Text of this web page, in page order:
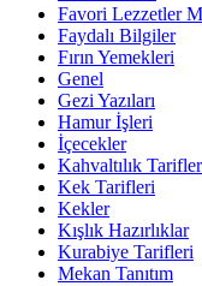
Favori Lezzetler
Faydalı Bilgiler
Fırın Yemekleri
Genel
Gezi Yazıları
Hamur İşleri
İçecekler
Kahvaltılık Tarifler
Kek Tarifleri
Kekler
Kışlık Hazırlıklar
Kurabiye Tarifleri
Mekan Tanıtım